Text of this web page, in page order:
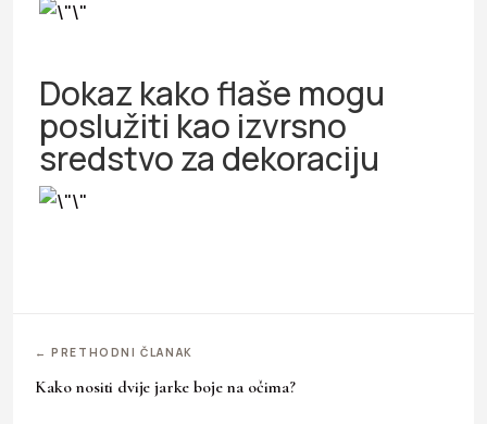
Dokaz kako flaše mogu
poslužiti kao izvrsno
sredstvo za dekoraciju
← PRETHODNI ČLANAK
Kako nositi dvije jarke boje na očima?